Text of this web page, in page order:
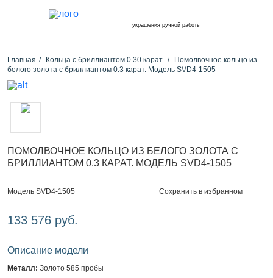
украшения ручной работы
Главная Кольца с бриллиантом 0.30 карат
Помолвочное кольцо из
белого золота с бриллиантом 0.3 карат. Модель SVD4-1505
ПОМОЛВОЧНОЕ КОЛЬЦО ИЗ БЕЛОГО ЗОЛОТА С
БРИЛЛИАНТОМ 0.3 КАРАТ. МОДЕЛЬ SVD4-1505
Модель SVD4-1505 Сохранить в избранном
133 576 руб.
Описание модели
Металл: Золото 585 пробы